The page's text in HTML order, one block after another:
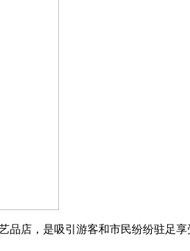
店，是吸引游客和市民纷纷驻足